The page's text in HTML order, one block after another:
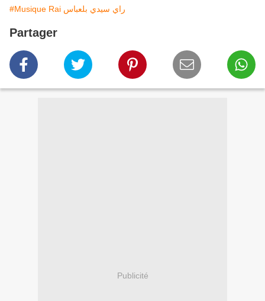
#Musique Rai راي سيدي بلعباس
Partager
Publicité